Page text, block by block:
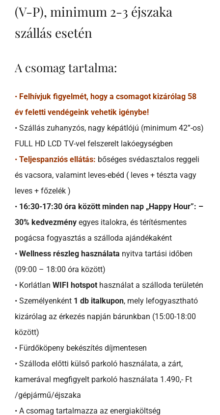
(V-P), minimum 2-3 éjszaka
szállás esetén
A csomag tartalma:
• Felhívjuk figyelmét, hogy a csomagot kizárólag 58
év feletti vendégeink vehetik igénybe!
• Szállás zuhanyzós, nagy képátlójú (minimum 42”-os)
FULL HD LCD TV-vel felszerelt lakóegységben
• Teljespanziós ellátás: bőséges svédasztalos reggeli
és vacsora, valamint leves-ebéd ( leves + tészta vagy
leves + főzelék )
• 16:30-17:30 óra között minden nap „Happy Hour”: –
30% kedvezmény egyes italokra, és térítésmentes
pogácsa fogyasztás a szálloda ajándékaként
• Wellness részleg használata nyitva tartási időben
(09:00 – 18:00 óra között)
• Korlátlan WIFI hotspot használat a szálloda területén
• Személyenként 1 db italkupon, mely lefogyasztható
kizárólag az érkezés napján bárunkban (15:00-18:00
között)
• Fürdőköpeny bekészítés díjmentesen
• Szálloda előtti külső parkoló használata, a zárt,
kamerával megfigyelt parkoló használata 1.490,- Ft
/gépjármű/éjszaka
• A csomag tartalmazza az energiaköltség